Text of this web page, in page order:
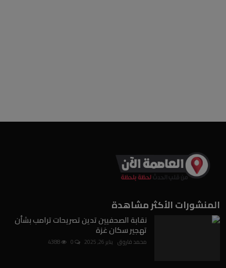
المنشورات الأكثر مشاهدة
نقابة الصحفيين تدين تصريحات ترامب بشأن
تهجير سكان غزة
محمد فاروق يناير 26, 2025